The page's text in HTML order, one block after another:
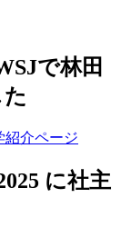
で林田
に社主